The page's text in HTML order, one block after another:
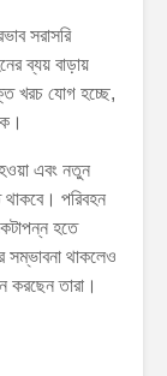
সরাসরি
ব্যয় বাড়ায়
খরচ যোগ হচ্ছে,
হওয়া এবং নতুন
থাকবে। পরিবহন
হতে
সম্ভাবনা থাকলেও
করছেন তারা।